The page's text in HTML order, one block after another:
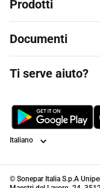
Prodotti
Documenti
Ti serve aiuto?
Lingua
© Sonepar Italia S.p.A